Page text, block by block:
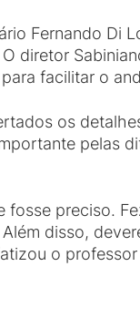
Fernando Di
diretor
facilitar o
os
pelas
fosse preciso.
disso,
o professor